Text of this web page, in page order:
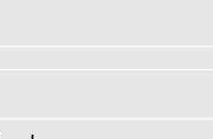
y los títulos
puede ver afectado por
bursátil. Entre otros